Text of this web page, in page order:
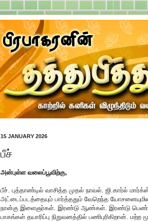
15 JANUARY 2026
பீச்
அன்புள்ள வலைப்பூவிற்கு,
பீச். புத்தாண்டில் வாசித்த முதல் நாவல். ஜி.கார்ல்
அட்டைப்படத்தையும் பார்த்ததும் வேறெந்த
நான்கு இளைஞர்கள். இரண்டு ஆண்கள். இரண்டு
பாகங்கள் தயாரிப்பு நிறுவனத்தில் பணிபுரிகிறான்.